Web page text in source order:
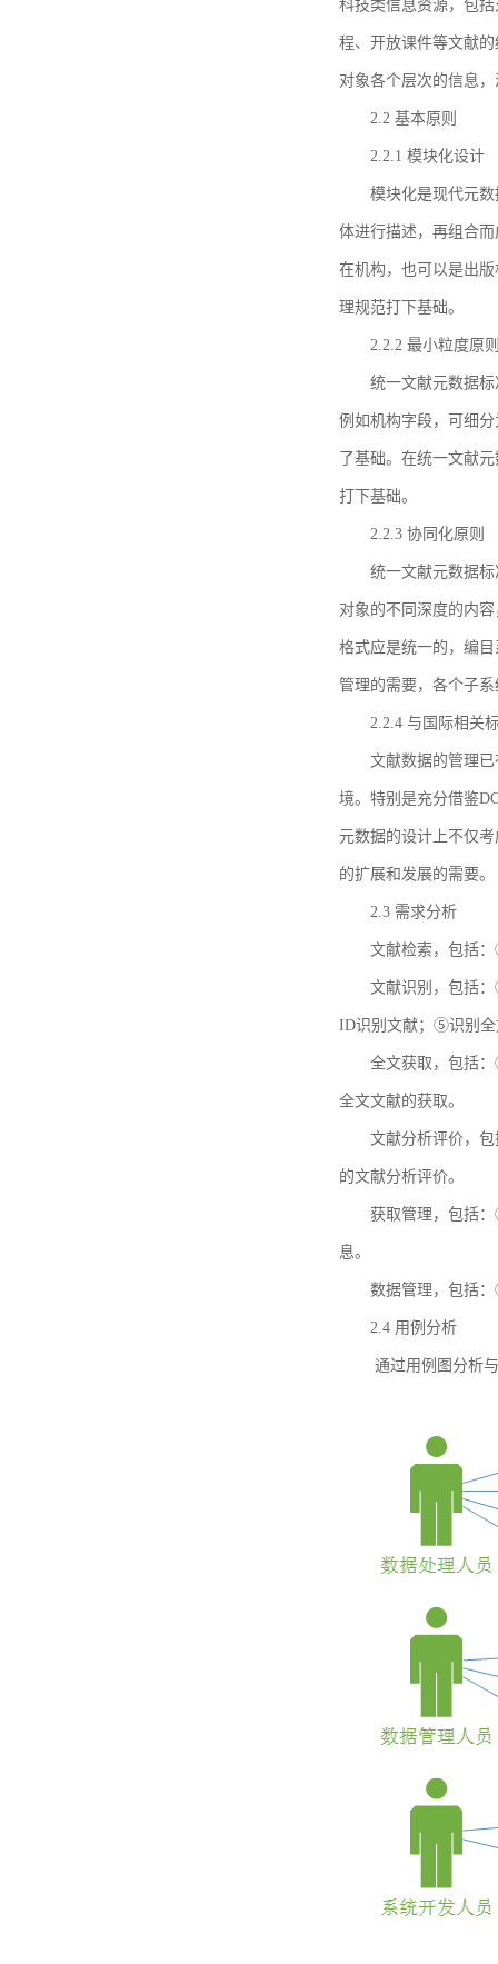
科技类信息资源，包
程、开放课件等文献
对象各个层次的信息
2.2 基本原则
2.2.1 模块化设计
模块化是现代元
体进行描述，再组合
在机构，也可以是出
理规范打下基础。
2.2.2 最小粒度原
统一文献元数据
例如机构字段，可细
了基础。在统一文献
打下基础。
2.2.3 协同化原则
统一文献元数据
对象的不同深度的内
格式应是统一的，编
管理的需要，各个子
2.2.4 与国际相关
文献数据的管理
境。特别是充分借鉴
元数据的设计上不仅
的扩展和发展的需要。
2.3 需求分析
文献检索，包括
文献识别，包括
ID识别文献；⑤识别全
全文获取，包括
全文文献的获取。
文献分析评价，
的文献分析评价。
获取管理，包括
息。
数据管理，包括
2.4 用例分析
通过用例图分析